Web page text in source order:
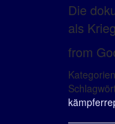
Die
als
from
kämpfer